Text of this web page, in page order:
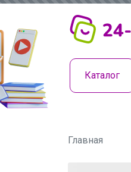
Каталог
Главная